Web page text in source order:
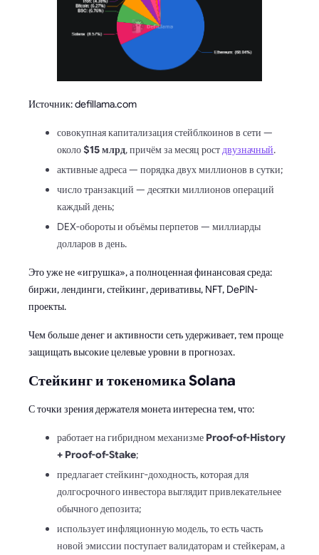
Источник: defillama.com
совокупная капитализация стейблкоинов в сети —
около$15 млрд, причём за месяц ростдвузначный.
активные адреса — порядка двух миллионов в сутки;
число транзакций — десятки миллионов операций
каждый день;
DEX-обороты и объёмы перпетов — миллиарды
долларов в день.
Это уже не «игрушка», а полноценная финансовая среда:
биржи, лендинги, стейкинг, деривативы, NFT, DePIN-
проекты.
Чем больше денег и активности сеть удерживает, тем проще
защищать высокие целевые уровни в прогнозах.
Стейкинг и токеномика Solana
С точки зрения держателя монета интересна тем, что:
работает на гибридном механизме Proof-of-History
+ Proof-of-Stake;
предлагает стейкинг-доходность, которая для
долгосрочного инвестора выглядит привлекательнее
обычного депозита;
использует инфляционную модель, то есть часть
новой эмиссии поступает валидаторам и стейкерам, а